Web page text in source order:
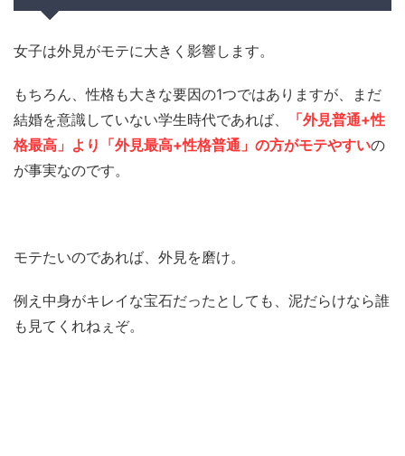
女子は外見がモテに大きく影響します。
もちろん、性格も大きな要因の1つではありますが、まだ
結婚を意識していない学生時代であれば、
「外見普通+性
格最高」より「外見最高+性格普通」の方がモテやすいの
が事実なのです。
モテたいのであれば、外見を磨け。
例え中身がキレイな宝石だったとしても、泥だらけなら誰
も見てくれねぇぞ。